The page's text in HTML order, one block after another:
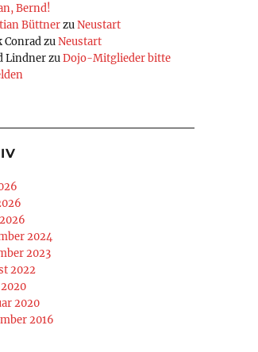
Bernd!
BüttnerzuNeustart
ConradzuNeustart
LindnerzuDojo-Mitglieder bitte
2024
2023
2022
2020
2016